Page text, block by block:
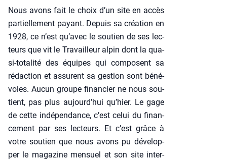
Nous avons fait le choix d’un site en accès
par­tiel­le­ment payant. Depuis sa créa­tion en
1928, ce n’est qu’avec le sou­tien de ses lec­
teurs que vit le Tra­vailleur alpin dont la qua­­
si-tota­­li­­té des équipes qui com­posent sa
rédac­tion et assurent sa ges­tion sont béné­
voles. Aucun groupe finan­cier ne nous sou­
tient, pas plus aujourd’hui qu’hier. Le gage
de cette indé­pen­dance, c’est celui du finan­
ce­ment par ses lec­teurs. Et c’est grâce à
votre sou­tien que nous avons pu déve­lop­
per le maga­zine men­suel et son site inter­